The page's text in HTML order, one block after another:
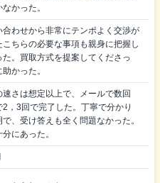
かった。
合わせから非常にテンポよく交渉が
こちらの必要な事項も親身に把握し
た。買取方式を提案してくださっ
かった。
速さは想定以上で、メールで数回
2，3回で完了した。丁寧で分かり
、受け答えも全く問題なかった。
にあった。